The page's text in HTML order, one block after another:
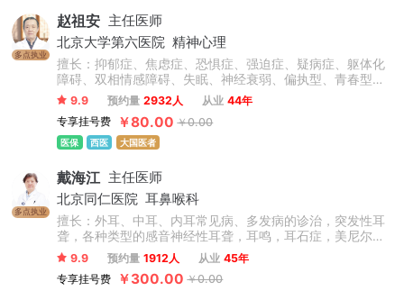
多点执业
赵祖安 主任医师
北京大学第六医院 精神心理
擅长：抑郁症、焦虑症、恐惧症、强迫症、疑病症、躯体化
障碍、双相情感障碍、失眠、神经衰弱、偏执型、青春型、
紧张型、单纯型、未定型及其他型或待分类的精神障碍等精
神疾病。躁狂症、双相情感障碍、精神康复、精神障碍、精
神心理、睡眠障碍科、躁狂症、恐惧症、神经官能症、植物
神经紊乱、头痛头晕、更年期综合征、心理咨询、注意力不
9.9 预约量 2932人 从业 44年
专享挂号费
￥80.00 ￥0.00
医保 西医 大国医者
多点执业
戴海江 主任医师
北京同仁医院 耳鼻喉科
擅长：外耳、中耳、内耳常见病、多发病的诊治，突发性耳
聋，各种类型的感音神经性耳聋，耳鸣，耳石症，美尼尔氏
病等疾病的内外科治疗。先天性外中耳畸形的听力重建和整
形；慢性化脓性中耳炎的外科治疗，咽鼓管的解剖学研究，
义耳的临床和基础研究等。
9.9 预约量 1912人 从业 45年
专享挂号费
￥300.00 ￥0.00